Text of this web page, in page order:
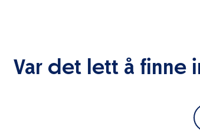
Var det lett å finne